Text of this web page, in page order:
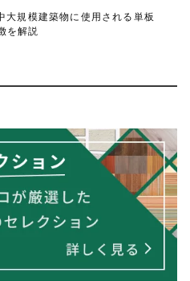
大規模建築物に使用される単板
を解説